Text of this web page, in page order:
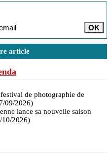
article
de photographie de
09/2026)
lance sa nouvelle saison
10/2026)